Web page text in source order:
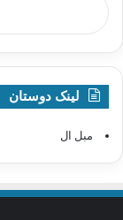
لینک دوستان
مبل ال